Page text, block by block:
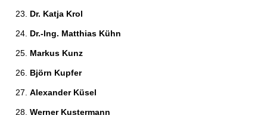
Dr. Katja Krol
Dr.-Ing. Matthias Kühn
Markus Kunz
Björn Kupfer
Alexander Küsel
Werner Kustermann